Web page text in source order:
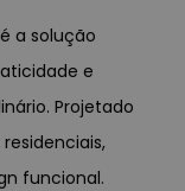
é a solução
e
Projetado
funcional.